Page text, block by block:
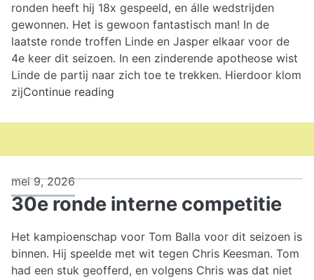
ronden heeft hij 18x gespeeld, en álle wedstrijden
gewonnen. Het is gewoon fantastisch man! In de
laatste ronde troffen Linde en Jasper elkaar voor de
4e keer dit seizoen. In een zinderende apotheose wist
Linde de partij naar zich toe te trekken. Hierdoor klom
zijContinue reading
23
mei 9, 2026
30e ronde interne competitie
Het kampioenschap voor Tom Balla voor dit seizoen is
binnen. Hij speelde met wit tegen Chris Keesman. Tom
had een stuk geofferd, en volgens Chris was dat niet